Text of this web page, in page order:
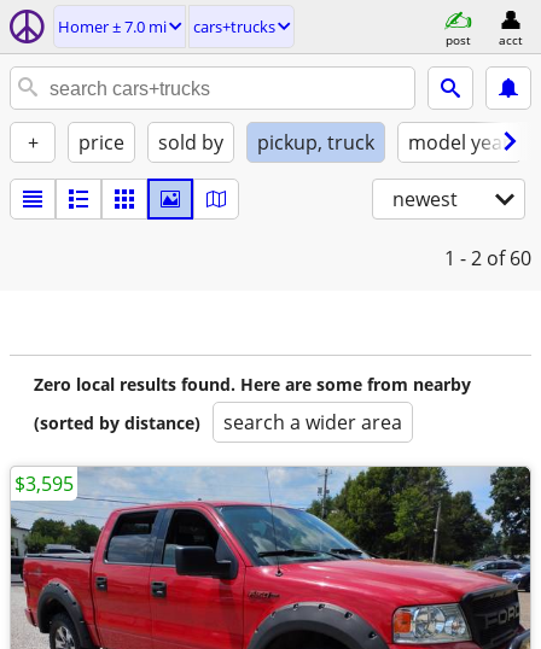
Homer ± 7.0 mi cars+trucks
post acct
+ price sold by pickup, truck model year
newest
1 - 2 of 60
Zero local results found. Here are some from nearby
(sorted by distance)
search a wider area
$3,595